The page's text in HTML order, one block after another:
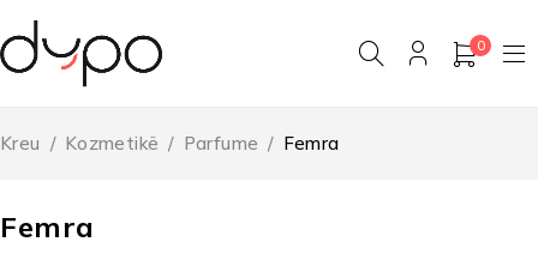
0
Femra
Kreu / Kozmetikë / Parfume / Femra